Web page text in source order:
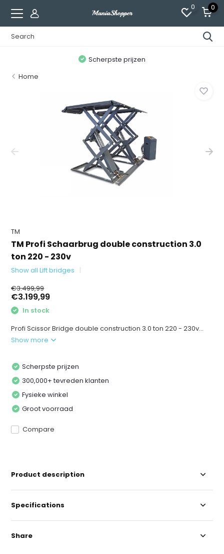
0 0
Scherpste prijzen
Home
TM
TM Profi Schaarbrug double construction 3.0
ton 220 - 230v
Show all Lift bridges
€3.499,99
€3.199,99
In stock
Profi Scissor Bridge double construction 3.0 ton 220 - 230v...
Show more
Scherpste prijzen
300,000+ tevreden klanten
Fysieke winkel
Groot voorraad
Compare
Product description
Specifications
Share